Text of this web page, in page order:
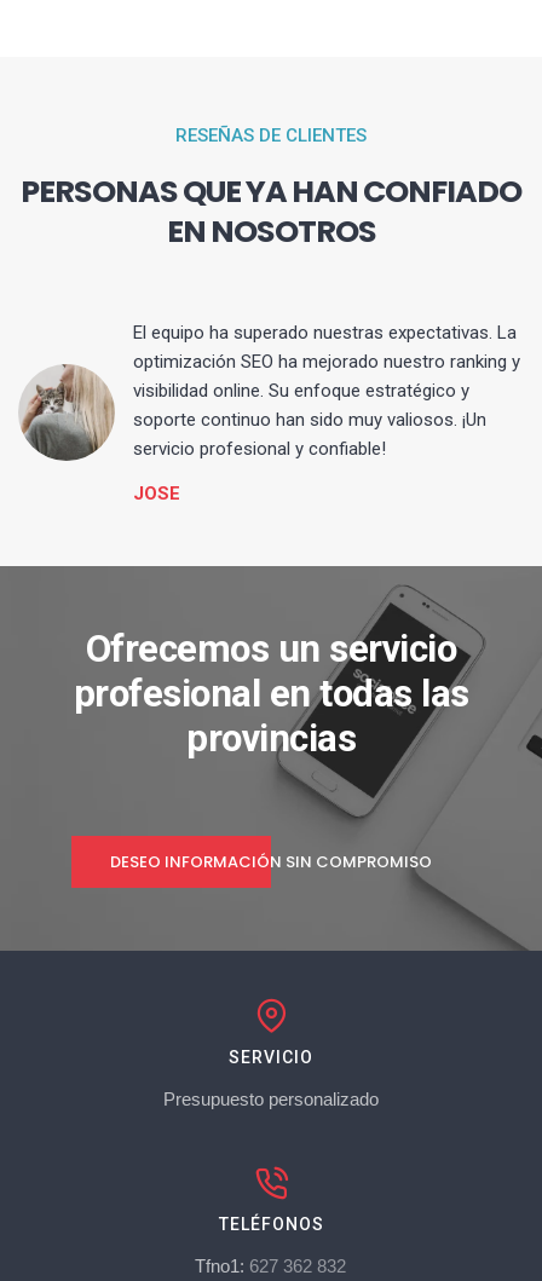
RESEÑAS DE CLIENTES
PERSONAS QUE YA HAN CONFIADO
EN NOSOTROS
El equipo ha superado nuestras expectativas. La
optimización SEO ha mejorado nuestro ranking y
visibilidad online. Su enfoque estratégico y
soporte continuo han sido muy valiosos. ¡Un
servicio profesional y confiable!
JOSE
Ofrecemos un servicio
profesional en todas las
provincias
DESEO INFORMACIÓN SIN COMPROMISO
SERVICIO
Presupuesto personalizado
TELÉFONOS
Tfno1: 627 362 832